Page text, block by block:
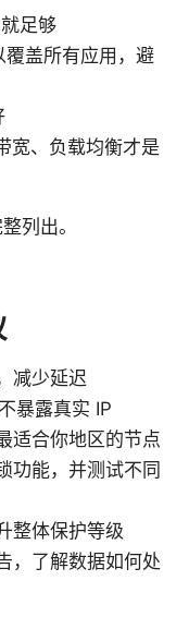
足够
盖所有应用，避
宽、负载均衡才是
列出。
减少延迟
暴露真实 IP
适合你地区的节点
功能，并测试不同
整体保护等级
，了解数据如何处